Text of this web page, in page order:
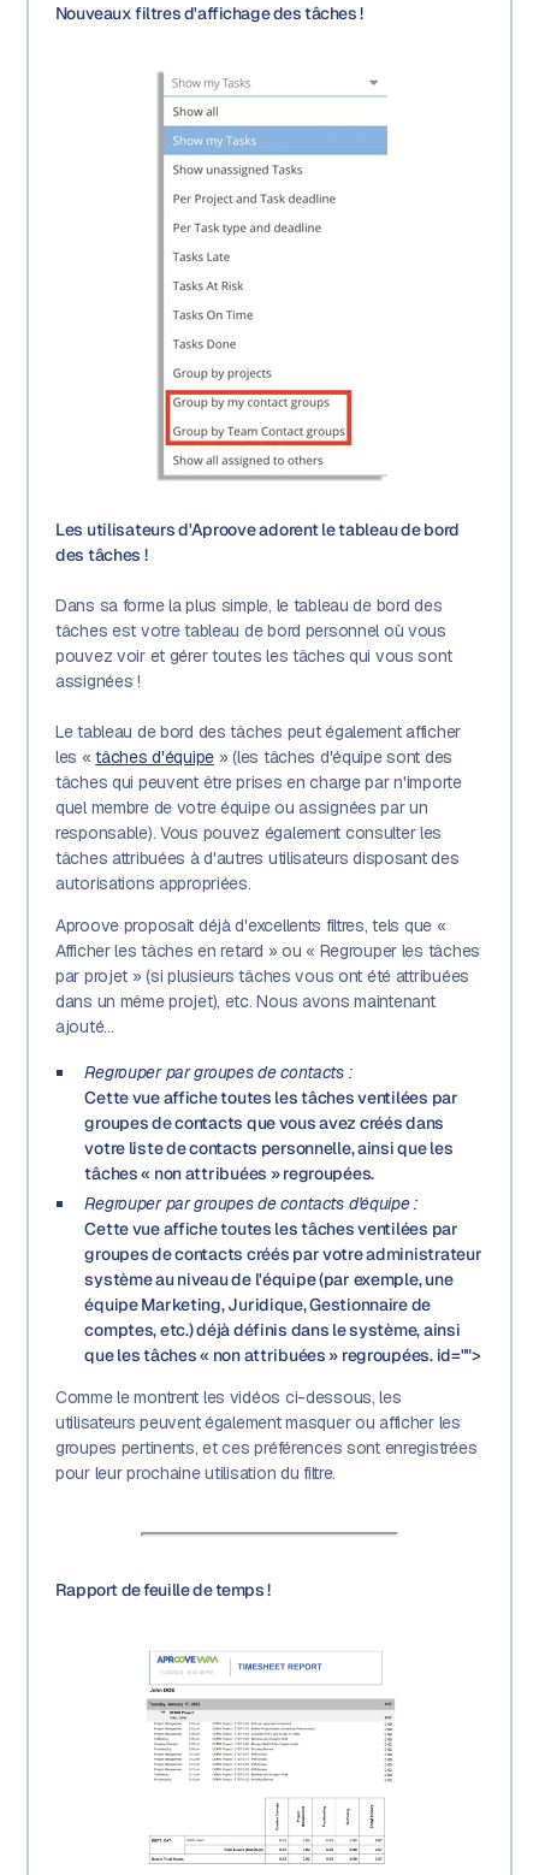
Nouveaux filtres d'affichage des tâches !
Les utilisateurs d'Aproove adorent le tableau de bord
des tâches !
Dans sa forme la plus simple, le tableau de bord des
tâches est votre tableau de bord personnel où vous
pouvez voir et gérer toutes les tâches qui vous sont
assignées !
Le tableau de bord des tâches peut également afficher
les «tâches d'équipe » (les tâches d'équipe sont des
tâches qui peuvent être prises en charge par n'importe
quel membre de votre équipe ou assignées par un
responsable). Vous pouvez également consulter les
tâches attribuées à d'autres utilisateurs disposant des
autorisations appropriées.
Aproove proposait déjà d'excellents filtres, tels que «
Afficher les tâches en retard » ou « Regrouper les tâches
par projet » (si plusieurs tâches vous ont été attribuées
dans un même projet), etc. Nous avons maintenant
ajouté…
Regrouper par groupes de contacts :
Cette vue affiche toutes les tâches ventilées par
groupes de contacts que vous avez créés dans
votre liste de contacts personnelle, ainsi que les
tâches « non attribuées » regroupées.
Regrouper par groupes de contacts d'équipe :
Cette vue affiche toutes les tâches ventilées par
groupes de contacts créés par votre administrateur
système au niveau de l'équipe (par exemple, une
équipe Marketing, Juridique, Gestionnaire de
comptes, etc.) déjà définis dans le système, ainsi
que les tâches « non attribuées » regroupées. id="">
Comme le montrent les vidéos ci-dessous, les
utilisateurs peuvent également masquer ou afficher les
groupes pertinents, et ces préférences sont enregistrées
pour leur prochaine utilisation du filtre.
Rapport de feuille de temps !